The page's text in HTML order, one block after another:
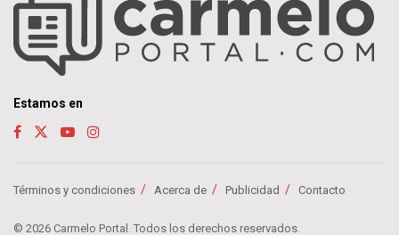
Estamos en
Términos y condiciones Acerca de Publicidad Contacto
© 2026 Carmelo Portal. Todos los derechos reservados.